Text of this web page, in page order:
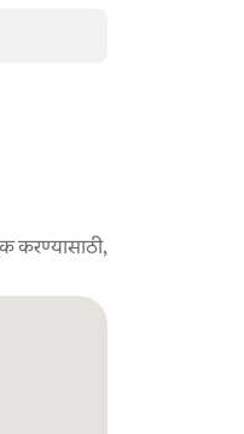
करण्यासाठी,